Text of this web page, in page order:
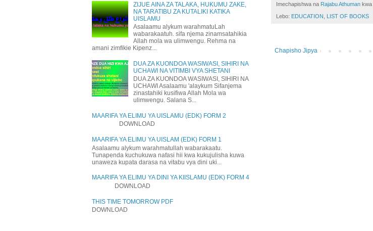
Imechapishwa na Rajabu Athuman kwa
Lebo: EDUCATION, LIST OF BOOKS
Chapisho Jipya
ZIJUE AINA ZA TALAKA, HUKUMU ZAKE,
NA TARATIBU ZA KUTALIKI KATIKA
UISLAMU
Asalaamu alykum warahmatuLah
wabarakaatuh. sifa njema zinamsatahikia
Allah mola wa ulimwengu. Rehma na
amani zimfikie Kipenz...
DUA ZA KUONDOA WASIWASI, SIHIRI NA
UCHAWI NA VITIMBI VYA SHETANI
DUA ZA KUONDOA WASIWASI, SIHIRI NA
UCHAWI Asalaamu 'alaykum Sifanjema
zinastahiki kusifiwa Allah Mola wa
ulimwengu. Salana S...
MAARIFA YA ELIMU YA UISLAMU (EDK) FORM 2
DOWNLOAD
MAARIFA YA ELIMU YA UISLAM (EDK) FORM 1
Asalaamu alykum warahmatullah wabarakaatu.
Tunapenda kuchukuwa nafasi hii kwa kukujulisha kuwa
unaweza kupata darasa na vitabu vya dini uki...
MAARIFA YA ELIMU YA DINI YA KIISLAMU (EDK) FORM 4
DOWNLOAD
THIS TIME TOMORROW PDF
DOWNLOAD